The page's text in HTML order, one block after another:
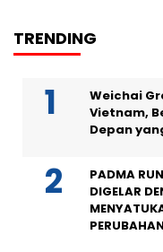
TRENDING
Weichai
Vietnam,
Depan
PADMA
DIGELAR